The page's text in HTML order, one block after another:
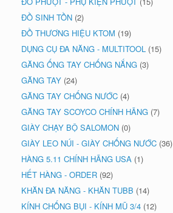
ĐỒ SINH TỒN (2)
ĐỒ THƯƠNG HIỆU KTOM (19)
DỤNG CỤ ĐA NĂNG - MULTITOOL (15)
GĂNG ỐNG TAY CHỐNG NẮNG (3)
GĂNG TAY (24)
GĂNG TAY CHỐNG NƯỚC (4)
GĂNG TAY SCOYCO CHÍNH HÃNG (7)
GIÀY CHẠY BỘ SALOMON (0)
GIÀY LEO NÚI - GIÀY CHỐNG NƯỚC (36)
HÀNG 5.11 CHÍNH HÃNG USA (1)
HẾT HÀNG - ORDER (92)
KHĂN ĐA NĂNG - KHĂN TUBB (14)
KÍNH CHỐNG BỤI - KÍNH MŨ 3/4 (12)